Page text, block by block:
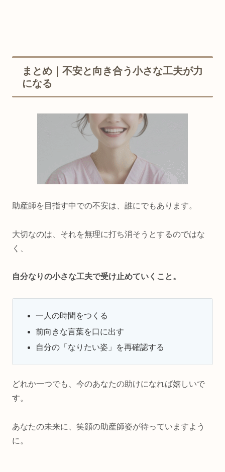
まとめ｜不安と向き合う小さな工夫が力
になる
助産師を目指す中での不安は、誰にでもあります。
大切なのは、それを無理に打ち消そうとするのではな
く、
自分なりの小さな工夫で受け止めていくこと。
一人の時間をつくる
前向きな言葉を口に出す
自分の「なりたい姿」を再確認する
どれか一つでも、今のあなたの助けになれば嬉しいで
す。
あなたの未来に、笑顔の助産師姿が待っていますよう
に。